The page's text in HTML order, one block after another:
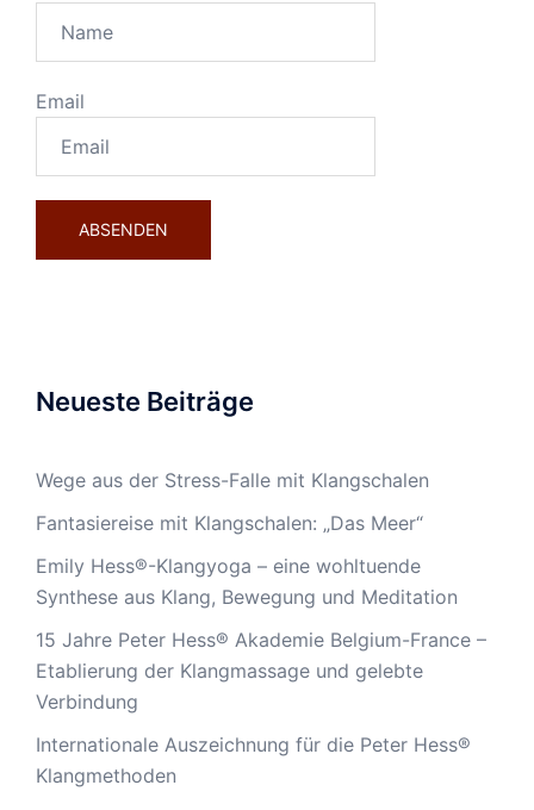
Email
Neueste Beiträge
Wege aus der Stress-Falle mit Klangschalen
Fantasiereise mit Klangschalen: „Das Meer“
Emily Hess®-Klangyoga – eine wohltuende
Synthese aus Klang, Bewegung und Meditation
15 Jahre Peter Hess® Akademie Belgium-France –
Etablierung der Klangmassage und gelebte
Verbindung
Internationale Auszeichnung für die Peter Hess®
Klangmethoden